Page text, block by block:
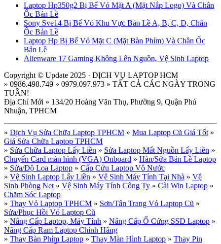
Laptop Hp350g2 Bị Bể Vỏ Mặt A (Mặt Nắp Logo) Và Chân
Ốc Bản Lề
Sony Sve14 Bị Bể Vỏ Khu Vực Bản Lề A, B, C, D, Chân
Ốc Bản Lề
Laptop Hp Bị Bể Vỏ Mặt C (Mặt Bàn Phím) Và Chân Ốc
Bản Lề
Alienware 17 Gaming Không Lên Nguồn, Vệ Sinh Laptop
Copyright © Update 2025 · DỊCH VỤ LAPTOP HCM
» 0986.498.749 » 0979.097.973 » TẤT CẢ CÁC NGÀY TRONG
TUẦN!
Địa Chỉ Mới » 134/20 Hoàng Văn Thụ, Phường 9, Quận Phú
Nhuận, TPHCM
» Dịch Vụ Sửa Chữa Laptop TPHCM » Mua Laptop Cũ Giá Tốt »
Giá Sửa Chữa Laptop TPHCM
» Sửa Chữa Laptop Lấy Liền » Sửa Laptop Mất Nguồn Lấy Liền »
Chuyển Card màn hình (VGA) Onboard » Hàn/Sửa Bản Lề Laptop
» Sửa/Độ Loa Laptop » Cấp Cứu Laptop Vô Nước
» Vệ Sinh Laptop Lấy Liền » Vệ Sinh Máy Tính Tại Nhà » Vệ
Sinh Phòng Net » Vệ Sinh Máy Tính Công Ty » Cài Win Laptop »
Chăm Sóc Laptop
» Thay Vỏ Laptop TPHCM » Sơn/Tân Trang Vỏ Laptop Cũ »
Sửa/Phục Hồi Vỏ Laptop Cũ
» Nâng Cấp Laptop, Máy Tính » Nâng Cấp Ổ Cứng SSD Laptop »
Nâng Cấp Ram Laptop Chính Hãng
» Thay Bàn Phím Laptop » Thay Màn Hình Laptop » Thay Pin